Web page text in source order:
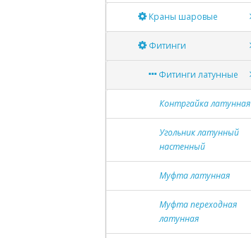
Краны шаровые
Фитинги
Фитинги латунные
Контргайка латунная
Угольник латунный
настенный
Муфта латунная
Муфта переходная
латунная